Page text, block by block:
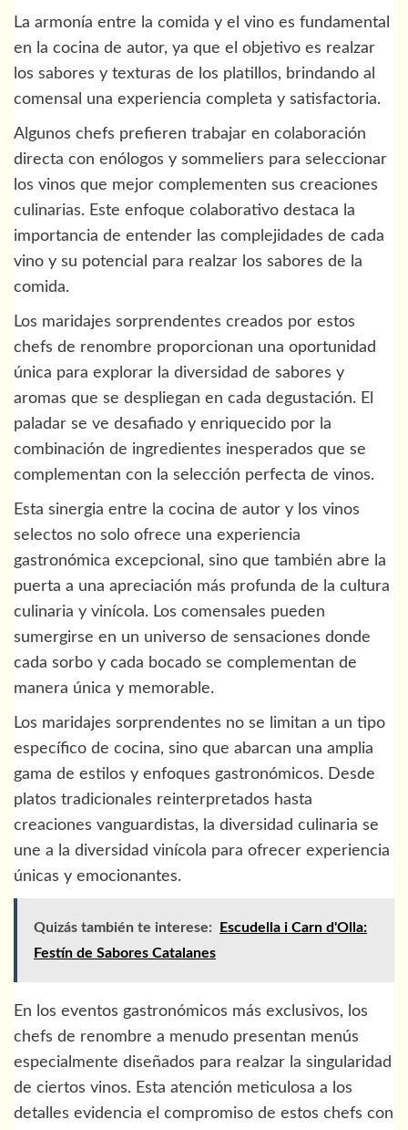
La armonía entre la comida y el vino es fundamental
en la cocina de autor, ya que el objetivo es realzar
los sabores y texturas de los platillos, brindando al
comensal una experiencia completa y satisfactoria.
Algunos chefs prefieren trabajar en colaboración
directa con enólogos y sommeliers para seleccionar
los vinos que mejor complementen sus creaciones
culinarias. Este enfoque colaborativo destaca la
importancia de entender las complejidades de cada
vino y su potencial para realzar los sabores de la
comida.
Los maridajes sorprendentes creados por estos
chefs de renombre proporcionan una oportunidad
única para explorar la diversidad de sabores y
aromas que se despliegan en cada degustación. El
paladar se ve desafiado y enriquecido por la
combinación de ingredientes inesperados que se
complementan con la selección perfecta de vinos.
Esta sinergia entre la cocina de autor y los vinos
selectos no solo ofrece una experiencia
gastronómica excepcional, sino que también abre la
puerta a una apreciación más profunda de la cultura
culinaria y vinícola. Los comensales pueden
sumergirse en un universo de sensaciones donde
cada sorbo y cada bocado se complementan de
manera única y memorable.
Los maridajes sorprendentes no se limitan a un tipo
específico de cocina, sino que abarcan una amplia
gama de estilos y enfoques gastronómicos. Desde
platos tradicionales reinterpretados hasta
creaciones vanguardistas, la diversidad culinaria se
une a la diversidad vinícola para ofrecer experiencia
únicas y emocionantes.
Quizás también te interese:
Escudella i Carn d'Olla:
Festín de Sabores Catalanes
En los eventos gastronómicos más exclusivos, los
chefs de renombre a menudo presentan menús
especialmente diseñados para realzar la singularidad
de ciertos vinos. Esta atención meticulosa a los
detalles evidencia el compromiso de estos chefs con